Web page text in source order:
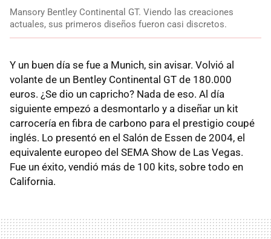
Mansory Bentley Continental GT. Viendo las creaciones
actuales, sus primeros diseños fueron casi discretos.
Y un buen día se fue a Munich, sin avisar. Volvió al
volante de un Bentley Continental GT de 180.000
euros. ¿Se dio un capricho? Nada de eso. Al día
siguiente empezó a desmontarlo y a diseñar un kit
carrocería en fibra de carbono para el prestigio coupé
inglés. Lo presentó en el Salón de Essen de 2004, el
equivalente europeo del SEMA Show de Las Vegas.
Fue un éxito, vendió más de 100 kits, sobre todo en
California.